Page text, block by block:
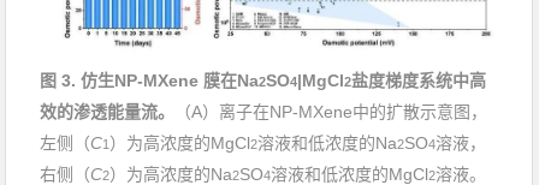
图 3.仿生NP-MXene 膜在Na2SO4|MgCl2盐度梯度系统中高
效的渗透能量流。 （A）离子在NP-MXene中的扩散示意图，
左侧（C1 ）为高浓度的MgCl2溶液和低浓度的Na2SO4溶液，
右侧（C2）为高浓度的Na2SO4溶液和低浓度的MgCl2溶液。